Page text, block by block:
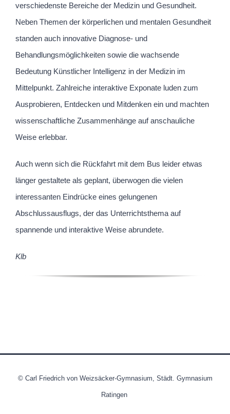
verschiedenste Bereiche der Medizin und Gesundheit.
Neben Themen der körperlichen und mentalen Gesundheit
standen auch innovative Diagnose- und
Behandlungsmöglichkeiten sowie die wachsende
Bedeutung Künstlicher Intelligenz in der Medizin im
Mittelpunkt. Zahlreiche interaktive Exponate luden zum
Ausprobieren, Entdecken und Mitdenken ein und machten
wissenschaftliche Zusammenhänge auf anschauliche
Weise erlebbar.
Auch wenn sich die Rückfahrt mit dem Bus leider etwas
länger gestaltete als geplant, überwogen die vielen
interessanten Eindrücke eines gelungenen
Abschlussausflugs, der das Unterrichtsthema auf
spannende und interaktive Weise abrundete.
Klb
© Carl Friedrich von Weizsäcker-Gymnasium, Städt. Gymnasium
Ratingen